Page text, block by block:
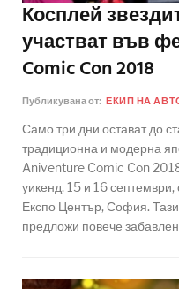
Косплей
участват във
Comic Con 2018
Публикувана от: ЕКИП НА
Само три дни остават до
традиционна и модерна
Aniventure Comic Con
уикенд, 15 и 16
Експо Център, София.
предложи повече